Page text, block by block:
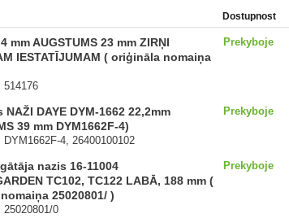
Dostupnost
mm AUGSTUMS 23 mm ZIRŅI
IESTATĪJUMAM ( oriģināla nomaiņa
Prekyboje
NAŽI DAYE DYM-1662 22,2mm
39 mm DYM1662F-4)
4, 26400100102
Prekyboje
nazis 16-11004
TC102, TC122 LABĀ, 188 mm (
25020801/ )
0
Prekyboje